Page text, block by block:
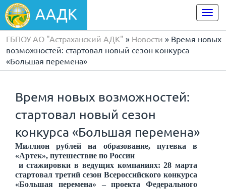
ААДК
ГБПОУ АО "Астраханский АДК" » Новости » Время новых
возможностей: стартовал новый сезон конкурса
«Большая перемена»
Время новых возможностей:
стартовал новый сезон
конкурса «Большая перемена»
Миллион рублей на образование, путевка в
«Артек», путешествие по России
и стажировки в ведущих компаниях: 28 марта
стартовал третий сезон Всероссийского конкурса
«Большая перемена» – проекта Федерального